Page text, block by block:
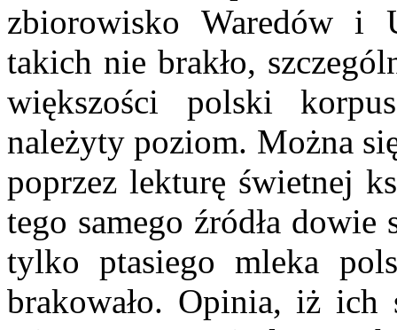
zbiorowisko Waredów i
takich nie brakło,
większości polski
należyty poziom. Można
poprzez lekturę świetnej
tego samego źródła
tylko ptasiego mleka
brakowało. Opinia, iż ich